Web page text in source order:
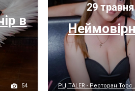
в
54
29
РЦ TALER - Ресторан